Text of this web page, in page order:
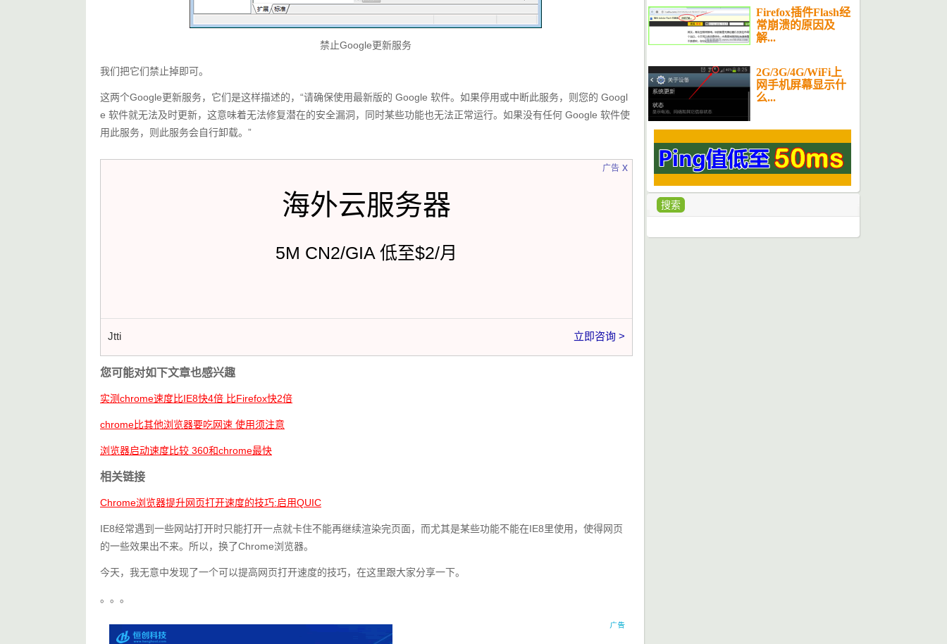
Firefox插件Flash经
常崩溃的原因及
解...
2G/3G/4G/WiFi上
网手机屏幕显示什
么...
搜索
禁止Google更新服务
我们把它们禁止掉即可。
这两个Google更新服务，它们是这样描述的，“请确保使用最新版的 Google 软件。如果停用或中断此服务，则您的 Googl
e 软件就无法及时更新，这意味着无法修复潜在的安全漏洞，同时某些功能也无法正常运行。如果没有任何 Google 软件使
用此服务，则此服务会自行卸载。”
广告
海外云服务器
5M CN2/GIA 低至$2/月
Jtti 立即咨询 >
x
您可能对如下文章也感兴趣
实测chrome速度比IE8快4倍 比Firefox快2倍
chrome比其他浏览器要吃网速 使用须注意
浏览器启动速度比较 360和chrome最快
相关链接
Chrome浏览器提升网页打开速度的技巧:启用QUIC
IE8经常遇到一些网站打开时只能打开一点就卡住不能再继续渲染完页面，而尤其是某些功能不能在IE8里使用，使得网页
的一些效果出不来。所以，换了Chrome浏览器。
今天，我无意中发现了一个可以提高网页打开速度的技巧，在这里跟大家分享一下。
。。。